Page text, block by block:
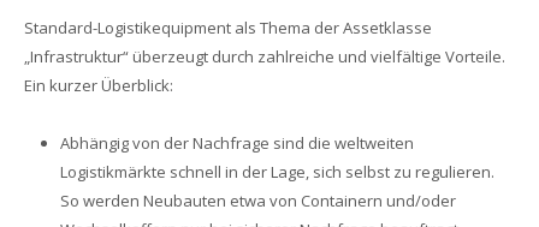
Standard-Logistikequipment als Thema der Assetklasse
„Infrastruktur“ überzeugt durch zahlreiche und vielfältige Vorteile.
Ein kurzer Überblick:
Abhängig von der Nachfrage sind die weltweiten
Logistikmärkte schnell in der Lage, sich selbst zu regulieren.
So werden Neubauten etwa von Containern und/oder